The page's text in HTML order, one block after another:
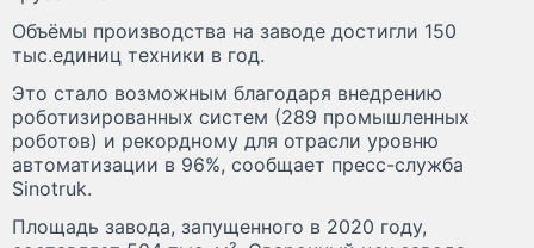
Объёмы производства на заводе достигли 150
тыс.единиц техники в год.
Это стало возможным благодаря внедрению
роботизированных систем (289 промышленных
роботов) и рекордному для отрасли уровню
автоматизации в 96%, сообщает пресс-служба
Sinotruk.
Площадь завода, запущенного в 2020 году,